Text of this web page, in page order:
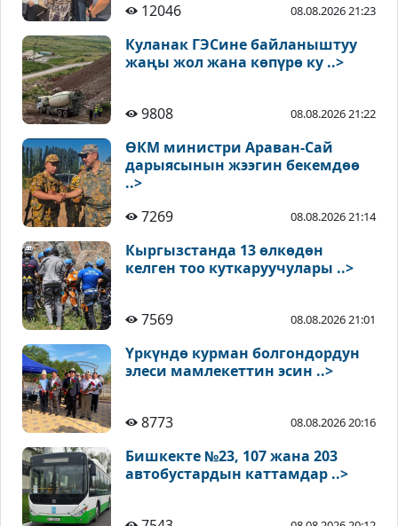
12046 08.08.2026 21:23
Куланак ГЭСине байланыштуу
жаңы жол жана көпүрө ку ..>
9808 08.08.2026 21:22
ӨКМ министри Араван-Сай
дарыясынын жээгин бекемдөө
..>
7269
08.08.2026 21:14
Кыргызстанда 13 өлкөдөн
келген тоо куткаруучулары ..>
7569 08.08.2026 21:01
Үркүндө курман болгондордун
элеси мамлекеттин эсин ..>
8773 08.08.2026 20:16
Бишкекте №23, 107 жана 203
автобустардын каттамдар ..>